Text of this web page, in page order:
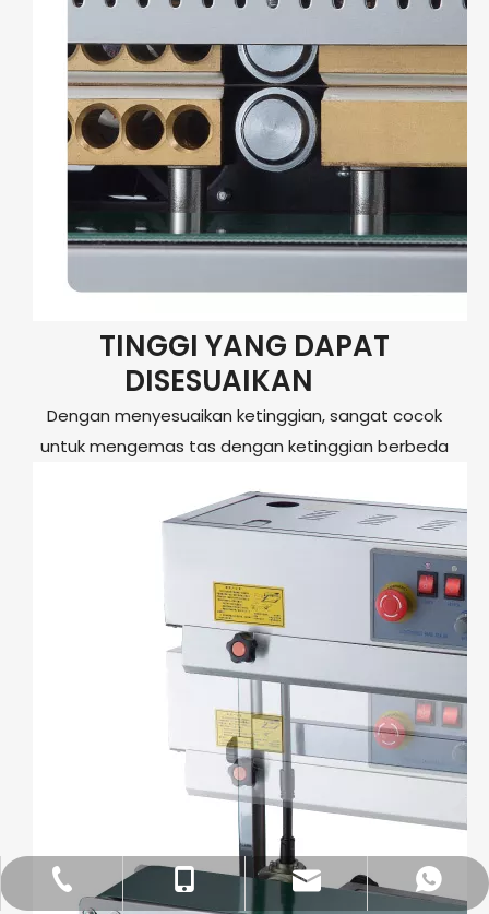
TINGGI YANG DAPAT
DISESUAIKAN
Dengan menyesuaikan ketinggian, sangat cocok
untuk mengemas tas dengan ketinggian berbeda
+86-577-88775569
+86- 13656777995
dfpack@packingmachine.com
+86 13656777971